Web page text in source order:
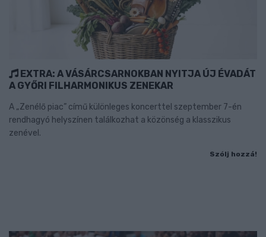
EXTRA: A VÁSÁRCSARNOKBAN NYITJA ÚJ ÉVADÁT
A GYŐRI FILHARMONIKUS ZENEKAR
A „Zenélő piac” című különleges koncerttel szeptember 7-én
rendhagyó helyszínen találkozhat a közönség a klasszikus
zenével.
Szólj hozzá!